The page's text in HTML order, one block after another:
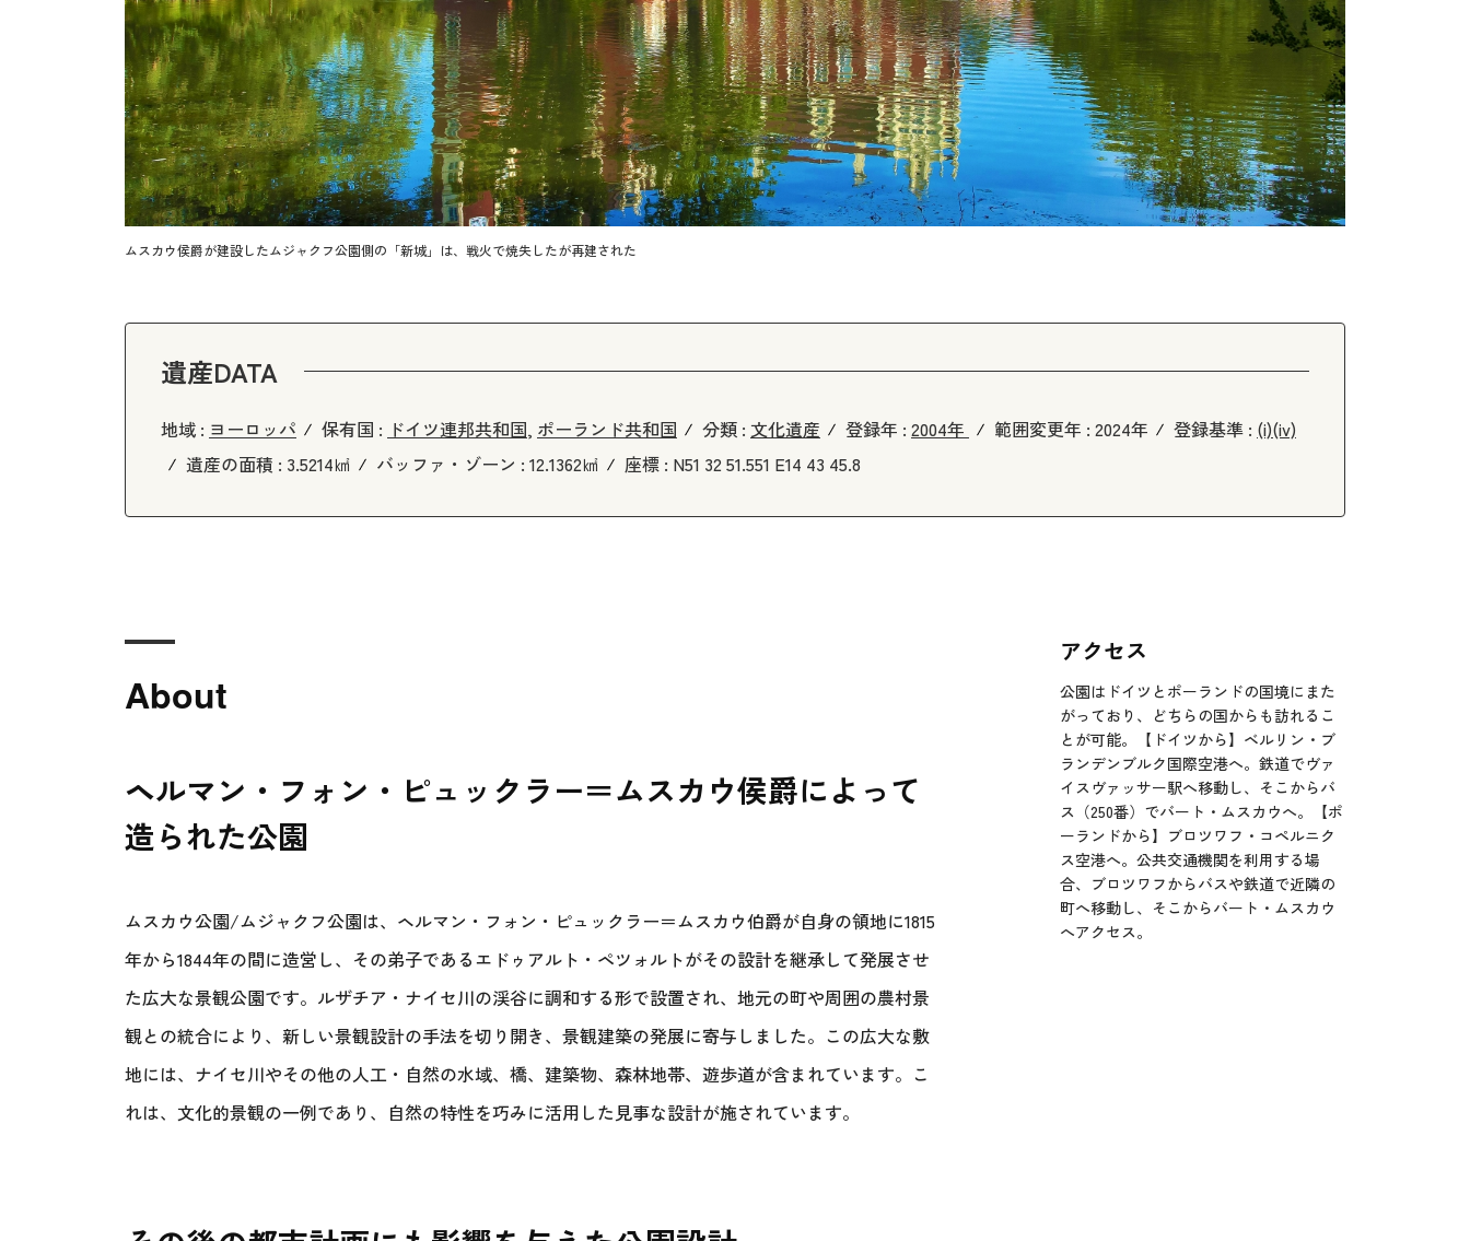
ムスカウ侯爵が建設したムジャクフ公園側の「新城」は、戦火で焼失したが再建された
遺産DATA
地域 : ヨーロッパ 保有国 : ドイツ連邦共和国, ポーランド共和国 分類 : 文化遺産 登録年 : 2004年 範囲変更年 : 2024年 登録基準 : (i)(iv)
遺産の面積 : 3.5214㎢ バッファ・ゾーン : 12.1362㎢ 座標 : N51 32 51.551 E14 43 45.8
About
ヘルマン・フォン・ピュックラー＝ムスカウ侯爵によって
造られた公園
ムスカウ公園/ムジャクフ公園は、ヘルマン・フォン・ピュックラー＝ムスカウ伯爵が自身の領地に1815
年から1844年の間に造営し、その弟子であるエドゥアルト・ペツォルトがその設計を継承して発展させ
た広大な景観公園です。ルザチア・ナイセ川の渓谷に調和する形で設置され、地元の町や周囲の農村景
観との統合により、新しい景観設計の手法を切り開き、景観建築の発展に寄与しました。この広大な敷
地には、ナイセ川やその他の人工・自然の水域、橋、建築物、森林地帯、遊歩道が含まれています。こ
れは、文化的景観の一例であり、自然の特性を巧みに活用した見事な設計が施されています。
アクセス
公園はドイツとポーランドの国境にまた
がっており、どちらの国からも訪れるこ
とが可能。【ドイツから】ベルリン・ブ
ランデンブルク国際空港へ。鉄道でヴァ
イスヴァッサー駅へ移動し、そこからバ
ス（250番）でバート・ムスカウへ。【ポ
ーランドから】ブロツワフ・コペルニク
ス空港へ。公共交通機関を利用する場
合、ブロツワフからバスや鉄道で近隣の
町へ移動し、そこからバート・ムスカウ
へアクセス。